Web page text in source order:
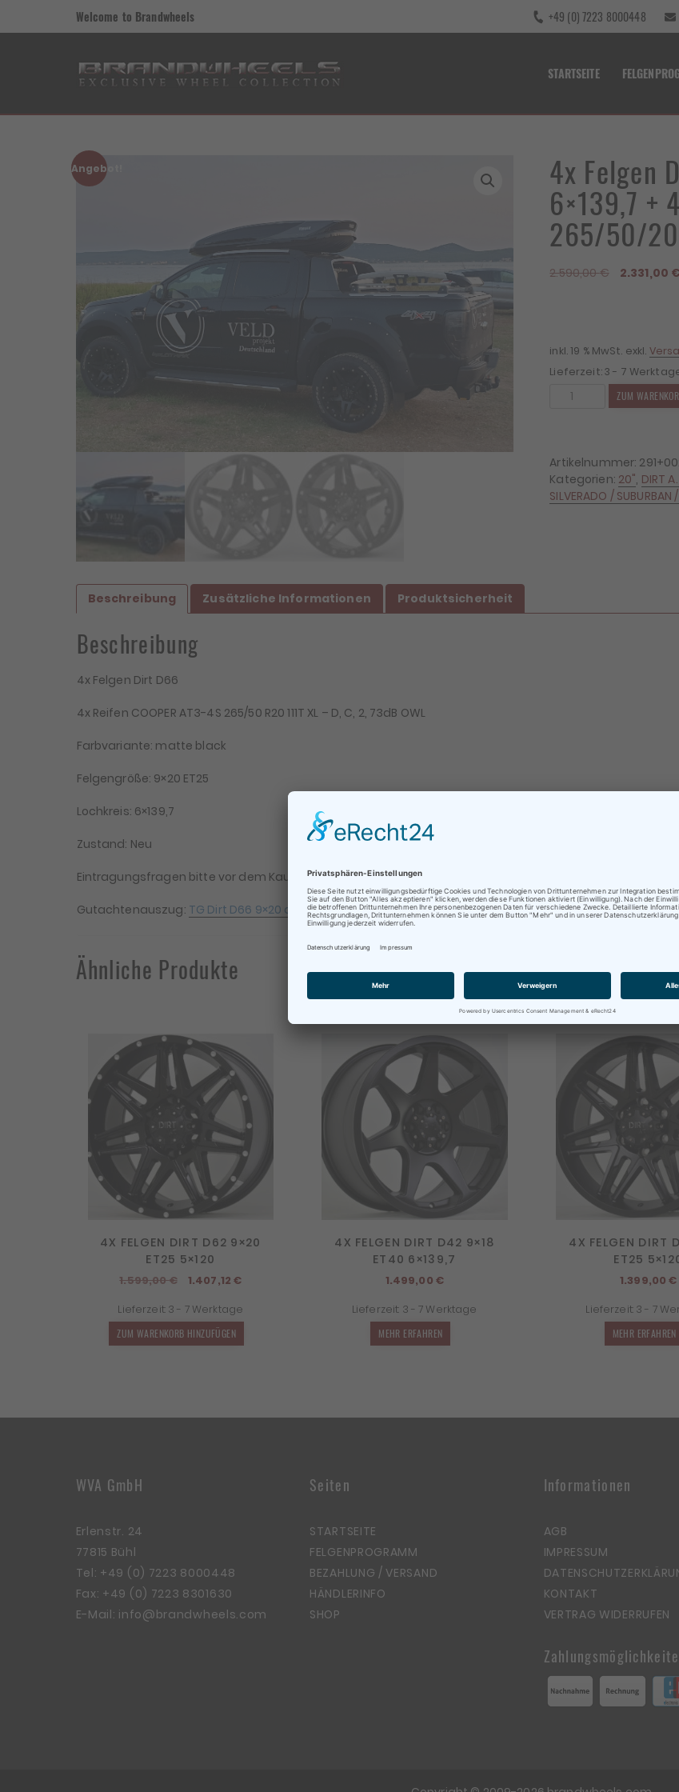
Welcome to Brandwheels +49 (0) 7223 8000448
STARTSEITE
Angebot! 4x Felgen
6×139,7 +
265/50/20
2.590,00€ 2.331,00 €
inkl. 19 % MwSt. exkl.
Lieferzeit:3 - 7
9x20
ET25
6x139,7
+
ZUM
Artikelnummer:
Kategorien: 20", DIRT
SILVERADO /
Beschreibung Zusätzliche Informationen Produktsicherheit
Beschreibung
4x Felgen Dirt D66
4x Reifen COOPER AT3-4S 265/50 R20 111T XL – D, C, 2, 73dB OWL
Farbvariante: matte black
Felgengröße: 9×20 ET25
Lochkreis: 6×139,7
Zustand: Neu
Eintragungsfragen bitte vor dem Kauf stellen. Für alles weitere kontaktieren Sie uns einfach per Mail oder
Gutachtenauszug: TG Dirt D66 9×20 alle Varianten
Ähnliche Produkte
4X FELGEN DIRT D62 9×20
ET25 5×120
1.599,00€
Ursprünglicher
war:
1.599,00 €
1.407,12€Aktueller
ist:
Lieferzeit: 3 - 7 Werktage
ZUM WARENKORB HINZUFÜGEN
4X FELGEN DIRT D42 9×18
ET40 6×139,7
1.499,00 €
Lieferzeit: 3 - 7 Werktage
MEHR ERFAHREN
4X FELGEN DIRT
ET25
1.399,00€
Lieferzeit: 3 - 7
MEHR ERFAHREN
WVA GmbH
Erlenstr. 24
77815 Bühl
Tel: +49 (0) 7223 8000448
Fax: +49 (0) 7223 8301630
E-Mail: info@brandwheels.com
Seiten
STARTSEITE
FELGENPROGRAMM
BEZAHLUNG / VERSAND
HÄNDLERINFO
SHOP
Informationen
AGB
IMPRESSUM
KONTAKT
VERTRAG WIDERRUFEN
Beratungen oder Abholungen vor Ort nur nach
Terminvereinbarung !